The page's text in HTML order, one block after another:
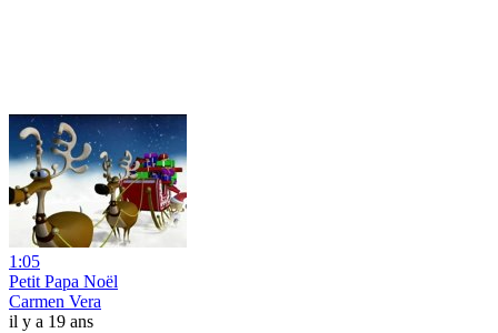
1:05
Petit Papa Noël
Carmen Vera
il y a 19 ans